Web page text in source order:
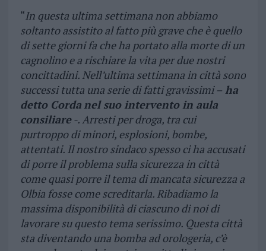
“In questa ultima settimana non abbiamo
soltanto assistito al fatto più grave che è quello
di sette giorni fa che ha portato alla morte di un
cagnolino e a rischiare la vita per due nostri
concittadini. Nell’ultima settimana in città sono
successi tutta una serie di fatti gravissimi –ha
detto Cordanel suo intervento in aula
consiliare-. Arresti per droga, tra cui
purtroppo di minori, esplosioni, bombe,
attentati. Il nostro sindaco spesso ci ha accusati
di porre il problema sulla sicurezza in città
come quasi porre il tema di mancata sicurezza a
Olbia fosse come screditarla. Ribadiamo la
massima disponibilità di ciascuno di noi di
lavorare su questo tema serissimo. Questa città
sta diventando una bomba ad orologeria, c’è